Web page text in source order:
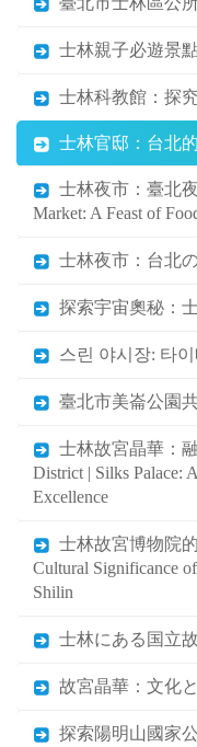
士林親子必遊景
士林科教館：探
士林官邸：台北
士林夜市：臺北
Market: A Feast of
士林夜市：台北
探索宇宙奧秘：
스린 야시장: 타
臺北市美崙公園
士林故宮晶華：
District | Silks Palace:
Excellence
士林故宮博物院
Cultural Significance
Shilin
士林にある国立
故宮晶華：文化
探索陽明山國家